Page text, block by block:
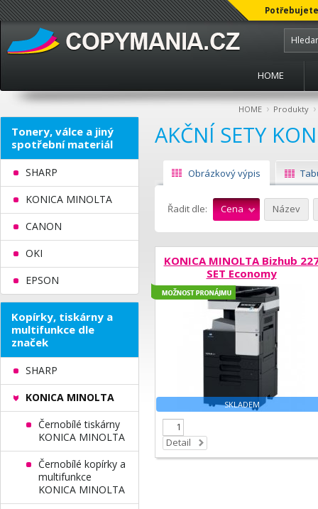
HOME
HOME › Produkty ›
AKČNÍ SETY
Obrázkový výpis
Řadit dle: Cena Název
KONICA MINOLTA Bizhub
SET Economy
SKLADEM
Možnost
Detail
Tonery, válce a jiný
spotřební materiál
SHARP
KONICA MINOLTA
CANON
OKI
EPSON
Kopírky, tiskárny a
multifunkce dle
značek
SHARP
KONICA MINOLTA
Černobílé tiskárny
KONICA MINOLTA
Černobílé kopírky a
multifunkce
KONICA MINOLTA